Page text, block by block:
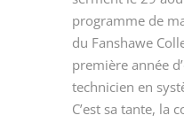
programme de
du Fanshawe
première année
technicien en
C’est sa tante, la